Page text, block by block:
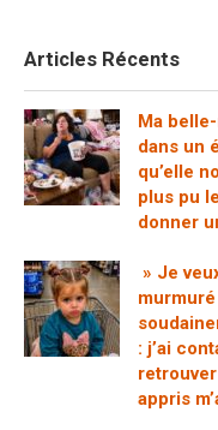
Articles Récents
Ma
dans un
qu’elle
plus pu
donner
» Je
: j’ai
retrouver
appris